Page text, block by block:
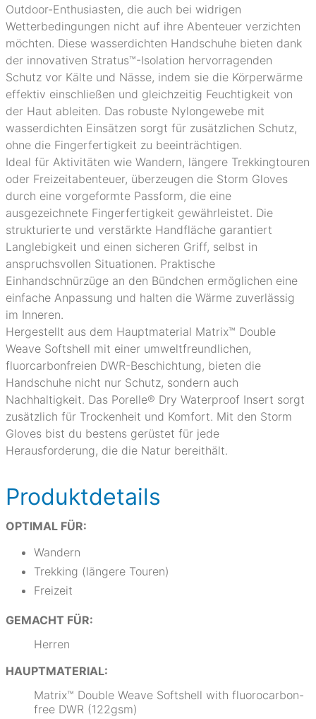
Outdoor-Enthusiasten, die auch bei widrigen
Wetterbedingungen nicht auf ihre Abenteuer verzichten
möchten. Diese wasserdichten Handschuhe bieten dank
der innovativen Stratus™-Isolation hervorragenden
Schutz vor Kälte und Nässe, indem sie die Körperwärme
effektiv einschließen und gleichzeitig Feuchtigkeit von
der Haut ableiten. Das robuste Nylongewebe mit
wasserdichten Einsätzen sorgt für zusätzlichen Schutz,
ohne die Fingerfertigkeit zu beeinträchtigen.
Ideal für Aktivitäten wie Wandern, längere Trekkingtouren
oder Freizeitabenteuer, überzeugen die Storm Gloves
durch eine vorgeformte Passform, die eine
ausgezeichnete Fingerfertigkeit gewährleistet. Die
strukturierte und verstärkte Handfläche garantiert
Langlebigkeit und einen sicheren Griff, selbst in
anspruchsvollen Situationen. Praktische
Einhandschnürzüge an den Bündchen ermöglichen eine
einfache Anpassung und halten die Wärme zuverlässig
im Inneren.
Hergestellt aus dem Hauptmaterial Matrix™ Double
Weave Softshell mit einer umweltfreundlichen,
fluorcarbonfreien DWR-Beschichtung, bieten die
Handschuhe nicht nur Schutz, sondern auch
Nachhaltigkeit. Das Porelle® Dry Waterproof Insert sorgt
zusätzlich für Trockenheit und Komfort. Mit den Storm
Gloves bist du bestens gerüstet für jede
Herausforderung, die die Natur bereithält.
Produktdetails
OPTIMAL FÜR:
Wandern
Trekking (längere Touren)
Freizeit
GEMACHT FÜR:
Herren
HAUPTMATERIAL:
Matrix™ Double Weave Softshell with fluorocarbon-
free DWR (122gsm)